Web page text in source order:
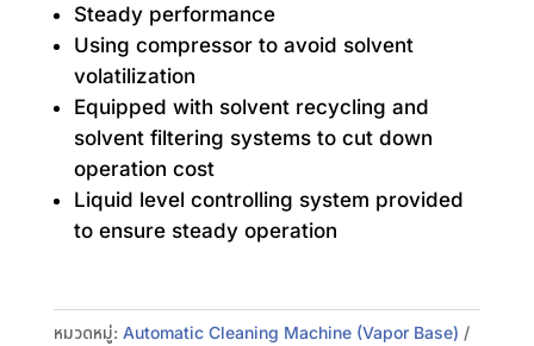
Steady performance
Using compressor to avoid solvent
volatilization
Equipped with solvent recycling and
solvent filtering systems to cut down
operation cost
Liquid level controlling system provided
to ensure steady operation
หมวดหมู่: Automatic Cleaning Machine (Vapor Base)